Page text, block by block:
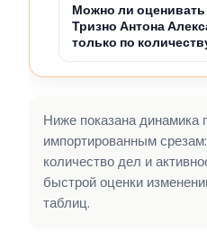
Можно ли оценивать
Тризно Антона
только по
Ниже показана динамика
импортированным
количество дел и
быстрой оценки
таблиц.